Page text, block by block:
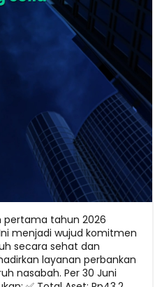
pertama tahun 2026
menjadi wujud komitmen
secara sehat dan
layanan perbankan
nasabah. Per 30 Juni